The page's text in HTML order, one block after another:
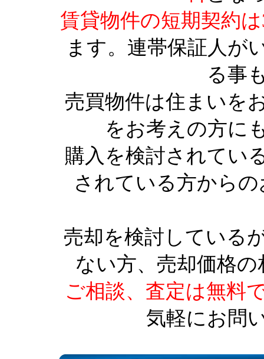
賃貸物件の短期契約
ます。連帯保証人が
る事
売買物件は住まいを
をお考えの方に
購入を検討されてい
されている方から
売却を検討している
ない方、売却価格
ご相談、査定は無料
気軽にお問